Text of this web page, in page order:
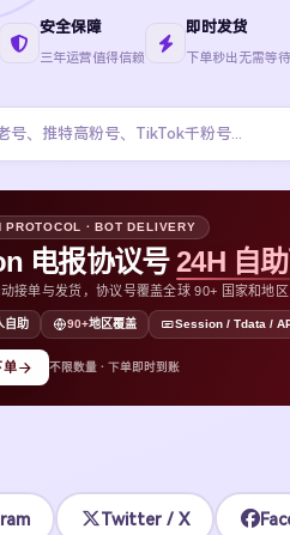
安全保障
三年运营值得信赖
即时发货
下单秒出无需等待
PROTOCOL · BOT DELIVERY
电报协议号24H 自
接单与发货，协议号覆盖全球 90+ 国家和地
自助 90+地区覆盖 Session / Tdata /
单 不限数量 · 下单即时到账
Twitter / X